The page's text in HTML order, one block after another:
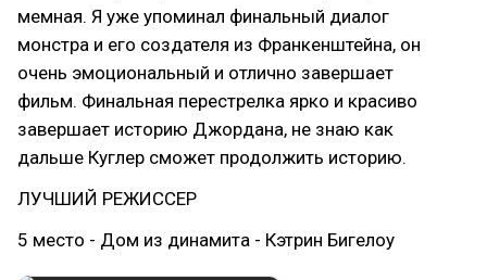
мемная. Я уже упоминал финальный диалог
монстра и его создателя из Франкенштейна, он
очень эмоциональный и отлично завершает
фильм. Финальная перестрелка ярко и красиво
завершает историю Джордана, не знаю как
дальше Куглер сможет продолжить историю.
ЛУЧШИЙ РЕЖИССЕР
5 место - Дом из динамита - Кэтрин Бигелоу